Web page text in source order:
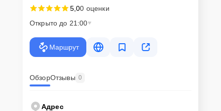
5,00 оценки
Открыто до 21:00
Маршрут
ОбзорОтзывы 0
Адрес